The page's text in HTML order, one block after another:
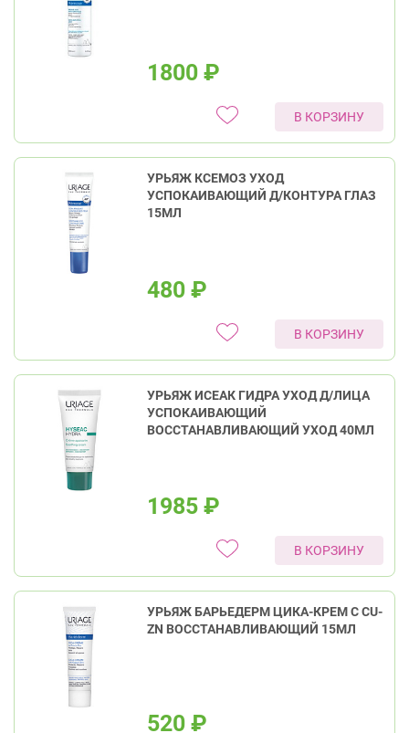
1800 ₽
В КОРЗИНУ
УРЬЯЖ КСЕМОЗ УХОД
УСПОКАИВАЮЩИЙ Д/КОНТУРА ГЛАЗ
15МЛ
480 ₽
В КОРЗИНУ
УРЬЯЖ ИСЕАК ГИДРА УХОД Д/ЛИЦА
УСПОКАИВАЮЩИЙ
ВОССТАНАВЛИВАЮЩИЙ УХОД 40МЛ
1985 ₽
В КОРЗИНУ
УРЬЯЖ БАРЬЕДЕРМ ЦИКА-КРЕМ С CU-
ZN ВОССТАНАВЛИВАЮЩИЙ 15МЛ
520 ₽